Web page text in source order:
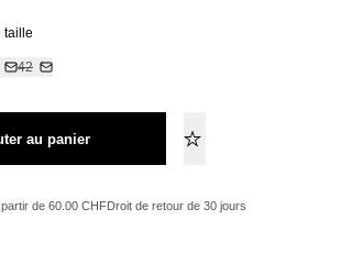
taille
42
au panier
de 60.00 CHFDroit de retour de 30 jours